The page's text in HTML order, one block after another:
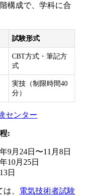
構成で、学科に合
試験形式
CBT方式・筆記方
式
実技（制限時間40
分）
センター
:
9月24日〜11月8日
10月25日
日
、 電気技術者試験